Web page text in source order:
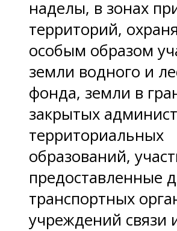
наделы, в зонах
территорий,
особым образом
земли водного и
фонда, земли в
закрытых
территориальных
образований,
предоставленные
транспортных
учреждений связи